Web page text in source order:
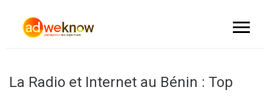
La Radio et Internet au Bénin : Top